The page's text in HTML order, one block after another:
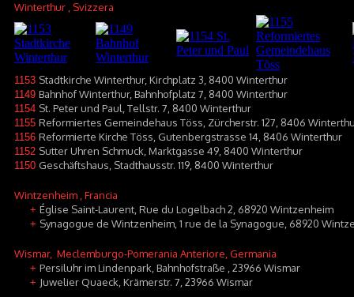
Winterthur , Svizzera
1153 Stadtkirche Winterthur, Kirchplatz 3, 8400 Winterthur
1149 Bahnhof Winterthur, Bahnhofplatz 7, 8400 Winterthur
1154 St. Peter und Paul, Tellstr. 7, 8400 Winterthur
1155 Reformiertes Gemeindehaus Töss, Zürcherstr. 127, 8406
1156 Reformierte Kirche Töss, Gutenbergstrasse 14, 8406 Winterthur
1152 Sutter Uhren Schmuck, Marktgasse 49, 8400 Winterthur
1150 Geschäftshaus, Stadthausstr. 119, 8400 Winterthur
Wintzenheim , Francia
+ Église Saint-Laurent, Rue du Logelbach 2, 68920 Wintzenheim
+ Synagogue de Wintzenheim, 1 rue de la Synagogue, 68920
Wismar, Meclemburgo-Pomerania Anteriore, Germania
+ Persiluhr im Lindenpark, Bahnhofstraße , 23966 Wismar
+ Juwelier Quaeck, Krämerstr. 7, 23966 Wismar